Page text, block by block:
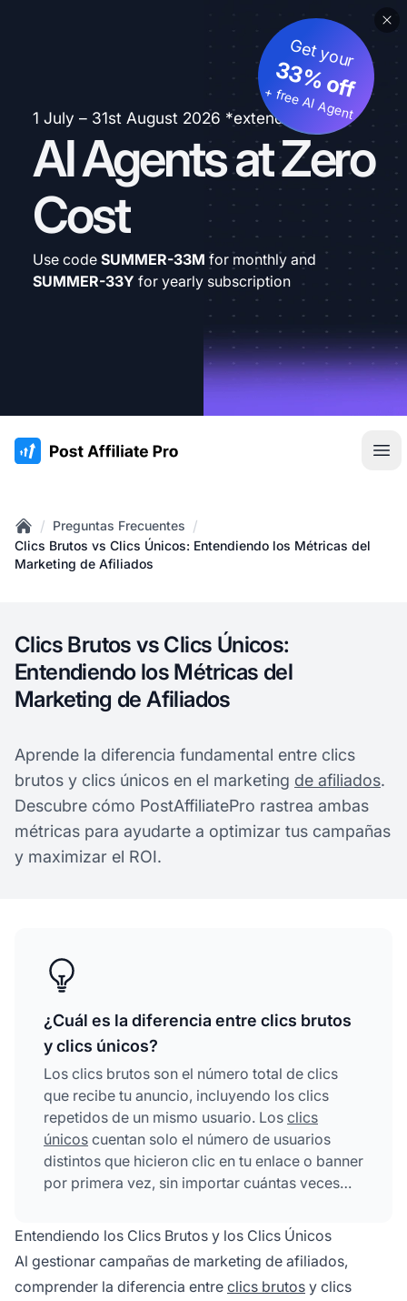
1 July – 31st August 2026 *extended
AI Agents at Zero
Cost
Get your
33% off
+ free AI Agent
Use code SUMMER-33M for monthly and
SUMMER-33Y for yearly subscription
:site.title
Home
/ Preguntas Frecuentes /
Clics Brutos vs Clics Únicos: Entendiendo los Métricas del
Marketing de Afiliados
Clics Brutos vs Clics Únicos:
Entendiendo los Métricas del
Marketing de Afiliados
Aprende la diferencia fundamental entre clics
brutos y clics únicos en el marketing de afiliados.
Descubre cómo PostAffiliatePro rastrea ambas
métricas para ayudarte a optimizar tus campañas
y maximizar el ROI.
¿Cuál es la diferencia entre clics brutos
y clics únicos?
Los clics brutos son el número total de clics
que recibe tu anuncio, incluyendo los clics
repetidos de un mismo usuario. Los clics
únicos cuentan solo el número de usuarios
distintos que hicieron clic en tu enlace o banner
por primera vez, sin importar cuántas veces
Entendiendo los Clics Brutos y los Clics Únicos
Al gestionar campañas de marketing de afiliados,
comprender la diferencia entre clics brutos y clics